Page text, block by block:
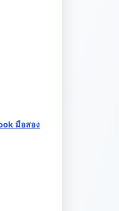
มือสอง